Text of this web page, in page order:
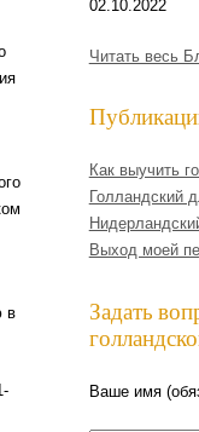
в
02.10.2022
Читать весь
Как выучить
Голландский
Выход моей
Задать
Ваше имя